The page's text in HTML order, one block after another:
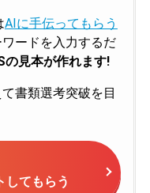
AIに手伝ってもらう
ードを入力するだ
の見本が作れます!
書類選考突破を目
してもらう